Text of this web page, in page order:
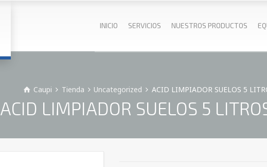
INICIO SERVICIOS NUESTROS PRODUCTOS
Caupi Tienda Uncategorized ACID LIMPIADOR SUELOS 5
ACID LIMPIADOR SUELOS 5